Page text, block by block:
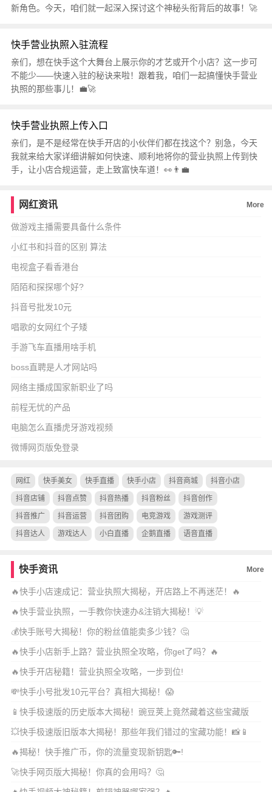
新角色。今天，咱们就一起深入探讨这个神秘头衔背后的故事！🚀
快手营业执照入驻流程
亲们，想在快手这个大舞台上展示你的才艺或开个小店？这一步可
不能少——快速入驻的秘诀来啦！跟着我，咱们一起搞懂快手营业
执照的那些事儿！💼🚀
快手营业执照上传入口
亲们，是不是经常在快手开店的小伙伴们都在找这个？别急，今天
我就来给大家详细讲解如何快速、顺利地将你的营业执照上传到快
手，让小店合规运营，走上致富快车道！👀👨‍💼
网红资讯 More
做游戏主播需要具备什么条件
小红书和抖音的区别 算法
电视盒子看香港台
陌陌和探探哪个好?
抖音号批发10元
唱歌的女网红个子矮
手游飞车直播用啥手机
boss直聘是人才网站吗
网络主播成国家新职业了吗
前程无忧的产品
电脑怎么直播虎牙游戏视频
微博网页版免登录
网红 快手美女 快手直播 快手小店 抖音商城 抖音小店
抖音店铺 抖音点赞 抖音热播 抖音粉丝 抖音创作
抖音推广 抖音运营 抖音团购 电竞游戏 游戏测评
抖音达人 游戏达人 小白直播 企鹅直播 语音直播
快手资讯 More
🔥快手小店速成记：营业执照大揭秘，开店路上不再迷茫！🔥
🔥快手营业执照，一手教你快速办&注销大揭秘！💡
💰快手账号大揭秘！你的粉丝值能卖多少钱？🤔
🔥快手小店新手上路？营业执照全攻略，你get了吗？🔥
🔥快手开店秘籍！营业执照全攻略，一步到位!
💸快手小号批发10元平台？真相大揭秘！😱
📱快手极速版的历史版本大揭秘！豌豆荚上竟然藏着这些宝藏版
本？🚀
💥快手极速版旧版本大揭秘！那些年我们错过的宝藏功能！📸📱
🔥揭秘！快手推广币，你的流量变现新钥匙🔑!
🚀快手网页版大揭秘！你真的会用吗？🤔